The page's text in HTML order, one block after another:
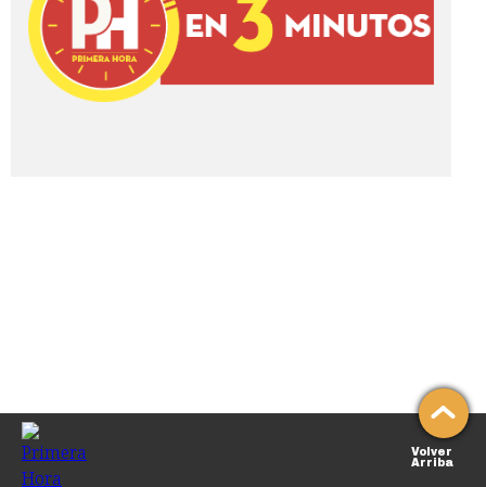
Volver
Arriba